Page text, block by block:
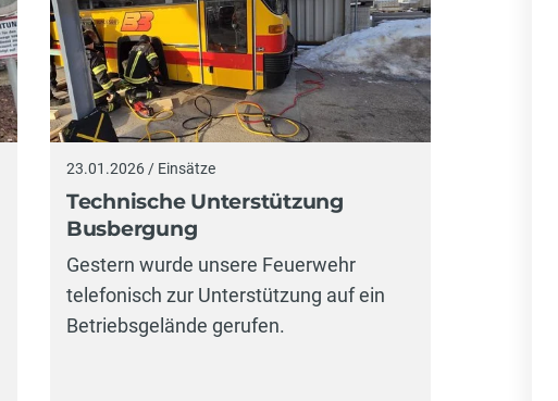
23.01.2026 / Einsätze
Technische Unterstützung
Busbergung
Gestern wurde unsere Feuerwehr
telefonisch zur Unterstützung auf ein
Betriebsgelände gerufen.